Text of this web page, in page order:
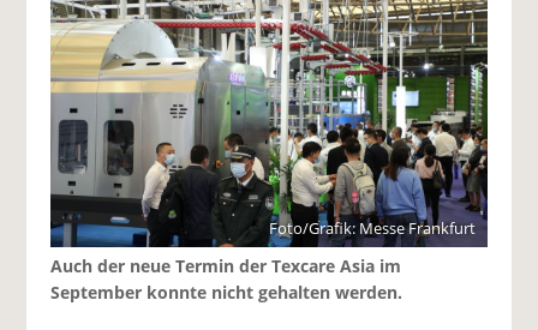
Foto/Grafik: Messe Frankfurt
Auch der neue Termin der Texcare Asia im
September konnte nicht gehalten werden.